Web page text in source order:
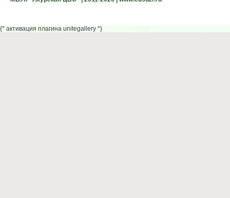
{* активация плагина unitegallery *}